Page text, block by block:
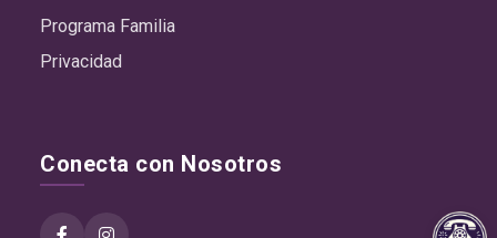
Programa Familia
Privacidad
Conecta con Nosotros